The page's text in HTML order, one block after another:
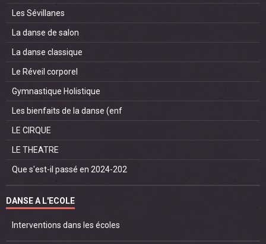
Les Sévillanes
La danse de salon
La danse classique
Le Réveil corporel
Gymnastique Holistique
Les bienfaits de la danse (enf
LE CIRQUE
LE THEATRE
Que s'est-il passé en 2024-202
DANSE A L'ECOLE
Interventions dans les écoles